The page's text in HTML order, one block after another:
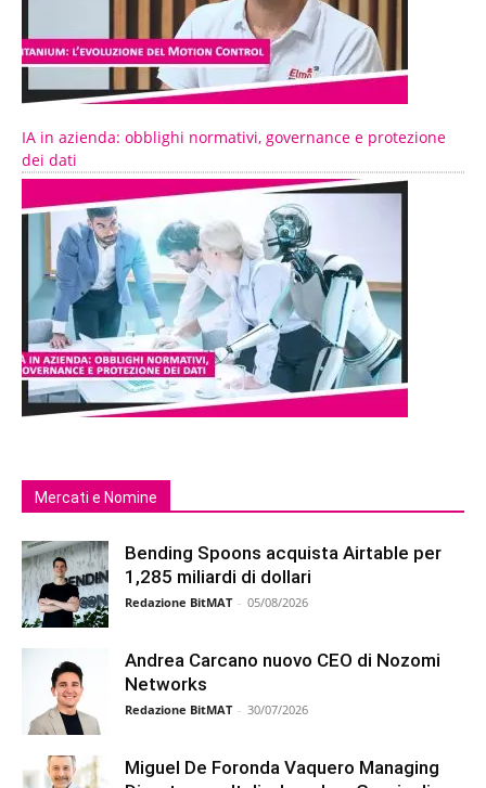
IA in azienda: obblighi normativi, governance e protezione
dei dati
Mercati e Nomine
Bending Spoons acquista Airtable per
1,285 miliardi di dollari
Redazione BitMAT - 05/08/2026
Andrea Carcano nuovo CEO di Nozomi
Networks
Redazione BitMAT - 30/07/2026
Miguel De Foronda Vaquero Managing